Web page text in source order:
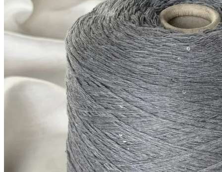
В наличии 10360
кашемир 10%, меринос 70%, шёлк 20%
+ пайетки
380 м/100 гсерый с голубым оттенком
1 200₽
за 100 г
Купить
Filato Italiano